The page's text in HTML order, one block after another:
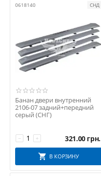
0618140 СНД
Банан двери внутренний
2106-07 задний+передний
серый (СНГ)
+
− 321.00 грн.
В КОРЗИНУ